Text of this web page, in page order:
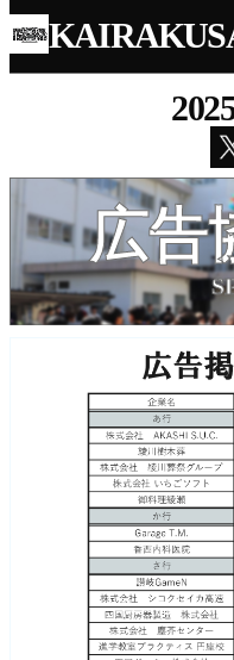
広告